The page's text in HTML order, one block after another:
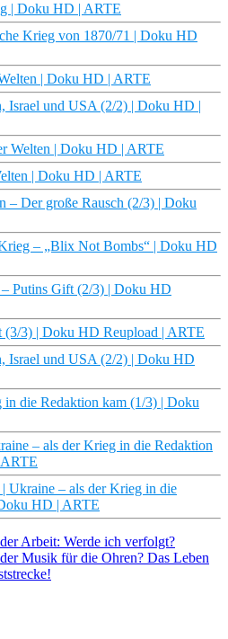
| Doku HD | ARTE
Krieg von 1870/71 | Doku HD
| Doku HD | ARTE
Israel und USA (2/2) | Doku HD |
Welten | Doku HD | ARTE
| Doku HD | ARTE
– Der große Rausch (2/3) | Doku
– „Blix Not Bombs“ | Doku HD
Putins Gift (2/3) | Doku HD
3) | Doku HD Reupload | ARTE
Israel und USA (2/2) | Doku HD
die Redaktion kam (1/3) | Doku
– als der Krieg in die Redaktion
Ukraine – als der Krieg in die
HD | ARTE
Arbeit: Werde ich verfolgt?
Musik für die Ohren? Das Leben